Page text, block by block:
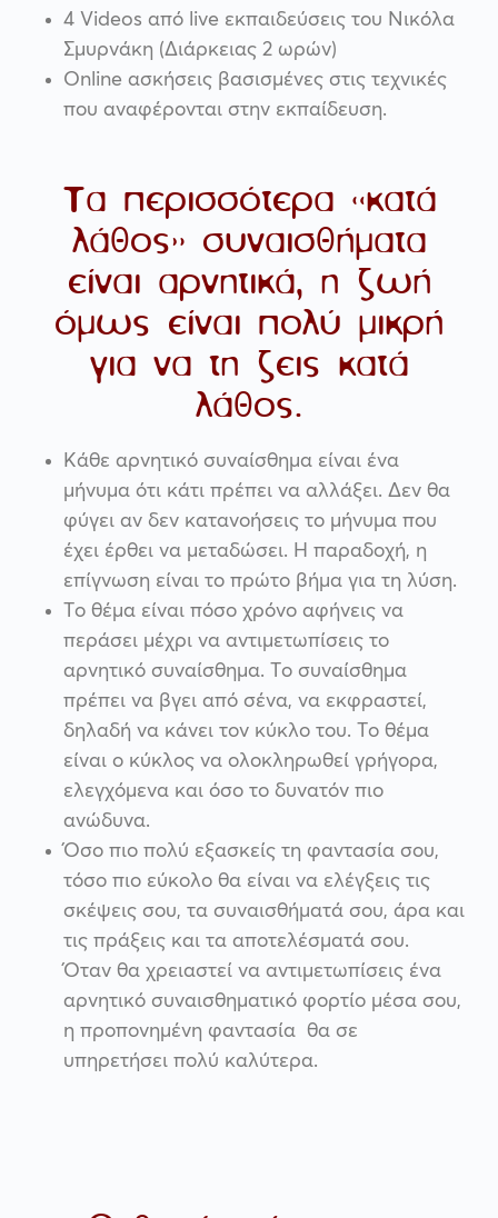
4 Videos από live εκπαιδεύσεις του Νικόλα
Σμυρνάκη (Διάρκειας 2 ωρών)
Online ασκήσεις βασισμένες στις τεχνικές
που αναφέρονται στην εκπαίδευση.
Τα περισσότερα «κατά
λάθος» συναισθήματα
είναι αρνητικά, η ζωή
όμως είναι πολύ μικρή
για να τη ζεις κατά
λάθος.
Κάθε αρνητικό συναίσθημα είναι ένα
μήνυμα ότι κάτι πρέπει να αλλάξει. Δεν θα
φύγει αν δεν κατανοήσεις το μήνυμα που
έχει έρθει να μεταδώσει. Η παραδοχή, η
επίγνωση είναι το πρώτο βήμα για τη λύση.
Το θέμα είναι πόσο χρόνο αφήνεις να
περάσει μέχρι να αντιμετωπίσεις το
αρνητικό συναίσθημα. Το συναίσθημα
πρέπει να βγει από σένα, να εκφραστεί,
δηλαδή να κάνει τον κύκλο του. Το θέμα
είναι ο κύκλος να ολοκληρωθεί γρήγορα,
ελεγχόμενα και όσο το δυνατόν πιο
ανώδυνα.
Όσο πιο πολύ εξασκείς τη φαντασία σου,
τόσο πιο εύκολο θα είναι να ελέγξεις τις
σκέψεις σου, τα συναισθήματά σου, άρα και
τις πράξεις και τα αποτελέσματά σου.
Όταν θα χρειαστεί να αντιμετωπίσεις ένα
αρνητικό συναισθηματικό φορτίο μέσα σου,
η προπονημένη φαντασία θα σε
υπηρετήσει πολύ καλύτερα.